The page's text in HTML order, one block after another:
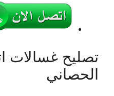
تصليح غسالات
الحصاني